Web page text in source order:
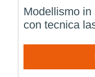
Modellismo
con tecnica